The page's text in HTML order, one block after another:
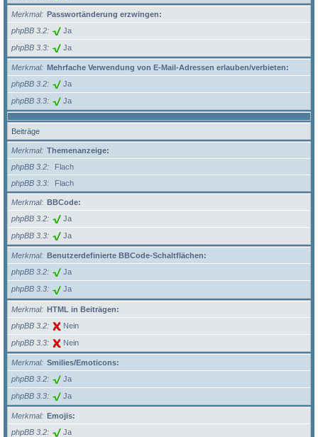
Merkmal
Passwortänderung erzwingen:
phpBB 3.2
Ja
phpBB 3.3 Ja
Merkmal
Mehrfache Verwendung von E-Mail-Adressen erlauben/verbieten:
phpBB 3.2
Ja
phpBB 3.3 Ja
Beiträge
Merkmal
Themenanzeige:
phpBB 3.2
Flach
phpBB 3.3
Flach
Merkmal
BBCode:
phpBB 3.2
Ja
phpBB 3.3 Ja
Merkmal
Benutzerdefinierte BBCode-Schaltflächen:
phpBB 3.2
Ja
phpBB 3.3 Ja
Merkmal
HTML in Beiträgen:
phpBB 3.2
Nein
phpBB 3.3 Nein
Merkmal
Smilies/Emoticons:
phpBB 3.2
Ja
phpBB 3.3 Ja
Merkmal
Emojis:
phpBB 3.2
Ja